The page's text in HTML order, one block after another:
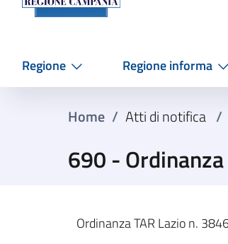
Regione Regione informa
Home / Atti di notifica /
690 -
Ordinanza TAR Lazio n.